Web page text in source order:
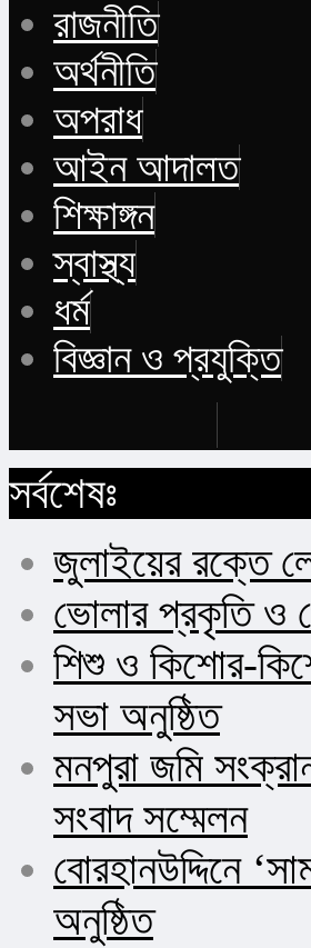
রাজনীতি
অর্থনীতি
অপরাধ
আইন আদালত
শিক্ষাঙ্গন
স্বাস্থ্য
ধর্ম
বিজ্ঞান ও প্রযুক্তি
সর্বশেষঃ
জুলাইয়ের রক্তে
ভোলার প্রকৃতি ও
শিশু ও কিশোর-
সভা অনুষ্ঠিত
মনপুরা জমি
সংবাদ সম্মেলন
বোরহানউদ্দিনে
অনুষ্ঠিত